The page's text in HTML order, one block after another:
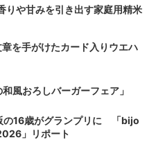
や甘みを引き出す家庭用精米
を手がけたカード入りウエハ
風おろしバーガーフェア」
の16歳がグランプリに 「bijo
」リポート